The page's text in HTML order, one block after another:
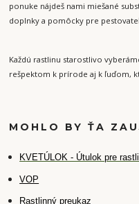
ponuke nájdeš nami miešané
doplnky a pomôcky pre
Každú rastlinu starostlivo
rešpektom k prírode aj k ľuďom,
MOHLO BY ŤA
KVETÚLOK - Útulok pre
VOP
Rastlinný preukaz